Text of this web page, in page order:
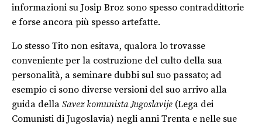
informazioni su Josip Broz sono spesso contraddittorie
e forse ancora più spesso artefatte.
Lo stesso Tito non esitava, qualora lo trovasse
conveniente per la costruzione del culto della sua
personalità, a seminare dubbi sul suo passato; ad
esempio ci sono diverse versioni del suo arrivo alla
guida della Savez komunista Jugoslavije (Lega dei
Comunisti di Jugoslavia) negli anni Trenta e nelle sue